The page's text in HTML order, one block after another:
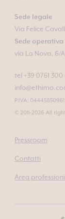
Sede legale
Via Felice
Sede operativa
via La Nova, 6/
tel +39 0761
P.IVA: 04445850961
© 2011-2026 All
Pressroom
Contatti
Area